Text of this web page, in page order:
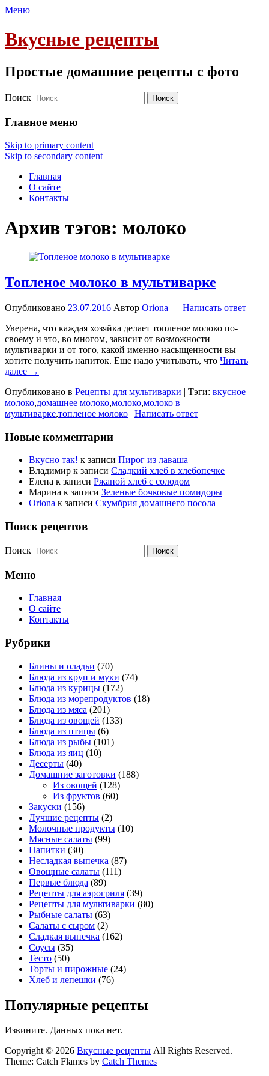
Меню
Вкусные рецепты
Простые домашние рецепты с фото
Поиск
Главное меню
Skip to primary content
Skip to secondary content
Главная
О сайте
Контакты
Архив тэгов: молоко
Топленое молоко в мультиварке
Опубликовано 23.07.2016 Автор Oriona — Написать ответ
Уверена, что каждая хозяйка делает топленое молоко по-
своему и это, во многом, зависит от возможности
мультиварки и от того, какой именно насыщенности вы
хотите получить напиток. Еще надо учитывать, что Читать
далее →
Опубликовано в Рецепты для мультиварки | Тэги: вкусное
молоко,домашнее молоко,молоко,молоко в
мультиварке,топленое молоко | Написать ответ
Новые комментарии
Вкусно так! к записи Пирог из лаваша
Владимир к записи Сладкий хлеб в хлебопечке
Елена к записи Ржаной хлеб с солодом
Марина к записи Зеленые бочковые помидоры
Oriona к записи Скумбрия домашнего посола
Поиск рецептов
Поиск
Меню
Главная
О сайте
Контакты
Рубрики
Блины и оладьи (70)
Блюда из круп и муки (74)
Блюда из курицы (172)
Блюда из морепродуктов (18)
Блюда из мяса (201)
Блюда из овощей (133)
Блюда из птицы (6)
Блюда из рыбы (101)
Блюда из яиц (10)
Десерты (40)
Домашние заготовки (188)
Из овощей (128)
Из фруктов (60)
Закуски (156)
Лучшие рецепты (2)
Молочные продукты (10)
Мясные салаты (99)
Напитки (30)
Несладкая выпечка (87)
Овощные салаты (111)
Первые блюда (89)
Рецепты для аэрогриля (39)
Рецепты для мультиварки (80)
Рыбные салаты (63)
Салаты с сыром (2)
Сладкая выпечка (162)
Соусы (35)
Тесто (50)
Торты и пирожные (24)
Хлеб и лепешки (76)
Популярные рецепты
Извините. Данных пока нет.
Copyright © 2026 Вкусные рецепты All Rights Reserved.
Theme: Catch Flames by Catch Themes